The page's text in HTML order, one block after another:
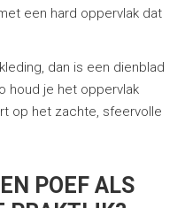
een hard oppervlak dat
dan is een dienblad
houd je het oppervlak
op het zachte, sfeervolle
POEF ALS